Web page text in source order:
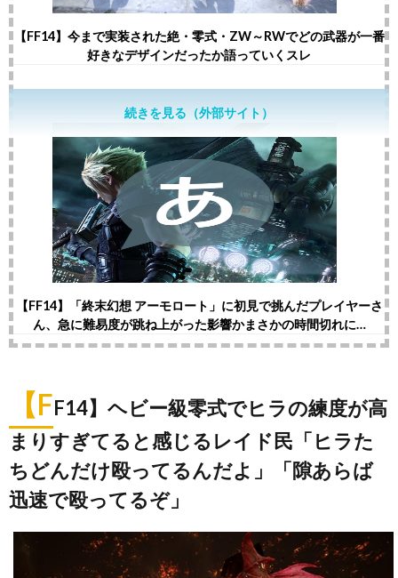
【FF14】今まで実装された絶・零式・ZW～RWでどの武器が一番
好きなデザインだったか語っていくスレ
【FF14】「終末幻想 アーモロート」に初見で挑んだプレイヤーさ
ん、急に難易度が跳ね上がった影響かまさかの時間切れに…
【FF14】ヘビー級零式でヒラの練度が高
まりすぎてると感じるレイド民「ヒラた
ちどんだけ殴ってるんだよ」「隙あらば
迅速で殴ってるぞ」
続きを見る（外部サイト）